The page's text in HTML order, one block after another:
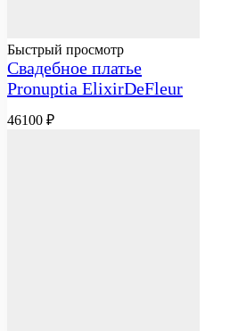
Быстрый просмотр
Свадебное платье
Pronuptia ElixirDeFleur
46100 ₽